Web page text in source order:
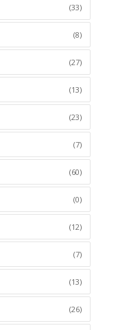
(33)
(8)
(27)
(13)
(23)
(7)
(60)
(0)
(12)
(7)
(13)
(26)